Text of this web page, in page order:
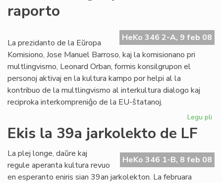
en
raporto
HeKo 346 2-A, 9 feb 08
La prezidanto de la Eŭropa
Komisiono, Jose Manuel Barroso, kaj la komisionano pri
multlingvismo, Leonard Orban, formis konsilgrupon el
personoj aktivaj en la kultura kampo por helpi al la
kontribuo de la multlingvismo al interkultura dialogo kaj
reciproka interkompreniĝo de la EU-ŝtatanoj.
Legu pli
Ekis la 39a jarkolekto de LF
HeKo 346 1-B, 8 feb 08
La plej longe, daŭre kaj
regule aperanta kultura revuo
en esperanto eniris sian 39an jarkolekton. La februara